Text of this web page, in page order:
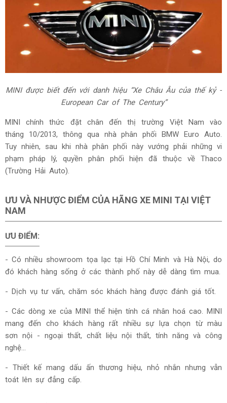
MINI được biết đến với danh hiệu “Xe Châu Âu của thế kỷ -
European Car of The Century”
MINI chính thức đặt chân đến thị trường Việt Nam vào
tháng 10/2013, thông qua nhà phân phối BMW Euro Auto.
Tuy nhiên, sau khi nhà phân phối này vướng phải những vi
phạm pháp lý, quyền phân phối hiện đã thuộc về Thaco
(Trường Hải Auto).
ƯU VÀ NHƯỢC ĐIỂM CỦA HÃNG XE MINI TẠI VIỆT
NAM
ƯU ĐIỂM:
- Có nhiều showroom tọa lạc tại Hồ Chí Minh và Hà Nội, do
đó khách hàng sống ở các thành phố này dễ dàng tìm mua.
- Dịch vụ tư vấn, chăm sóc khách hàng được đánh giá tốt.
- Các dòng xe của MINI thể hiện tính cá nhân hoá cao. MINI
mang đến cho khách hàng rất nhiều sự lựa chọn từ màu
sơn nội - ngoại thất, chất liệu nội thất, tính năng và công
nghệ…
- Thiết kế mang dấu ấn thương hiệu, nhỏ nhắn nhưng vẫn
toát lên sự đẳng cấp.